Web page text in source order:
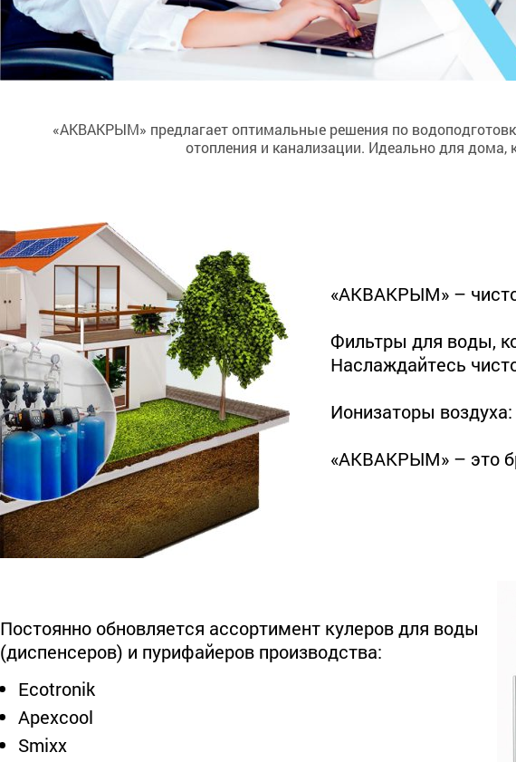
«АКВАКРЫМ» предлагает оптимальные решения по
отопления и канализации. Идеально для
«АКВАКРЫМ» –
Фильтры для воды,
Наслаждайтесь
Ионизаторы
«АКВАКРЫМ» – это
Постоянно обновляется ассортимент кулеров для воды
(диспенсеров) и пурифайеров производства:
Ecotronik
Apexcool
Smixx